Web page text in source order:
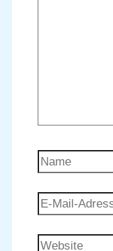
Name
E-
Adresse
Website